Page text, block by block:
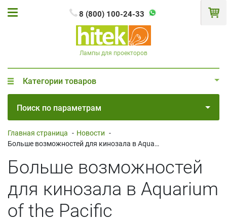
8 (800) 100-24-33
Лампы для проекторов
Категории товаров
Поиск по параметрам
Главная страница - Новости -
Больше возможностей для кинозала в Aquarium of the Pacific
Больше возможностей
для кинозала в Aquarium
of the Pacific